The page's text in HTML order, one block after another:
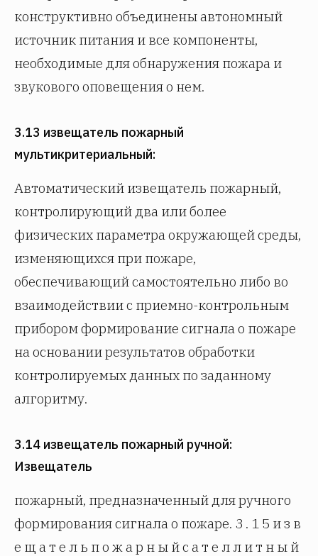
конструктивно объединены автономный
источник питания и все компоненты,
необходимые для обнаружения пожара и
звукового оповещения о нем.
3.13 извещатель пожарный
мультикритериальный:
Автоматический извещатель пожарный,
контролирующий два или более
физических параметра окружающей среды,
изменяющихся при пожаре,
обеспечивающий самостоятельно либо во
взаимодействии с приемно-контрольным
прибором формирование сигнала о пожаре
на основании результатов обработки
контролируемых данных по заданному
алгоритму.
3.14 извещатель пожарный ручной:
Извещатель
пожарный, предназначенный для ручного
формирования сигнала о пожаре. 3 . 1 5 и з в
е щ а т е л ь п о ж а р н ы й с а т е л л и т н ы й